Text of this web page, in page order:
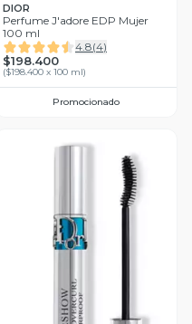
DIOR
Perfume J'adore EDP Mujer
100 ml
4.8(4)
$198.400
($198.400 x 100 ml)
Promocionado